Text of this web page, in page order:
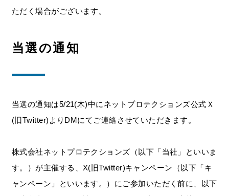
ただく場合がございます。
当選の通知
当選の通知は5/21(木)中にネットプロテクションズ公式Ｘ
(旧Twitter)よりDMにてご連絡させていただきます。
株式会社ネットプロテクションズ（以下「当社」といいま
す。）が主催する、X(旧Twitter)キャンペーン（以下「キ
ャンペーン」といいます。）にご参加いただく前に、以下